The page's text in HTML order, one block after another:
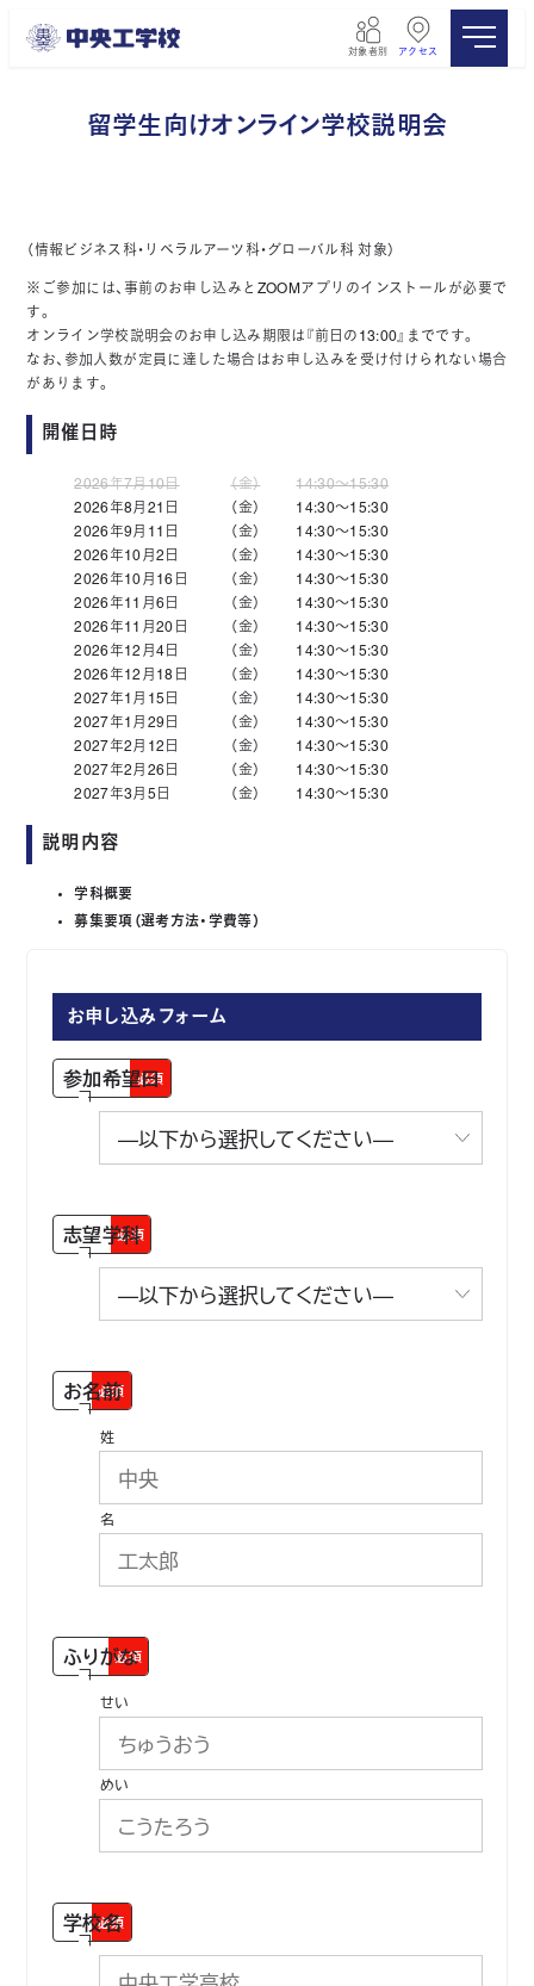
対象者別 アクセス
留学生向けオンライン学校説明会
（情報ビジネス科・リベラルアーツ科・グローバル科 対象）
※ご参加には、事前のお申し込みとZOOMアプリのインストールが必要で
す。
オンライン学校説明会のお申し込み期限は『前日の13:00』までです。
なお、参加人数が定員に達した場合はお申し込みを受け付けられない場合
があります。
開催日時
2026年7月10日 （金）
14:30～15:30
2026年8月21日
（金）
14:30～15:30
2026年9月11日
（金）
14:30～15:30
2026年10月2日
（金）
14:30～15:30
2026年10月16日
（金）
14:30～15:30
2026年11月6日
（金）
14:30～15:30
2026年11月20日
（金）
14:30～15:30
2026年12月4日
（金）
14:30～15:30
2026年12月18日
（金）
14:30～15:30
2027年1月15日
（金）
14:30～15:30
2027年1月29日
（金）
14:30～15:30
2027年2月12日
（金）
14:30～15:30
2027年2月26日
（金）
14:30～15:30
2027年3月5日
（金） 14:30～15:30
説明内容
学科概要
募集要項（選考方法・学費等）
お申し込みフォーム
参加希望日
必須
志望学科
必須
お名前
必須
姓
名
ふりがな
必須
せい
めい
学校名
必須